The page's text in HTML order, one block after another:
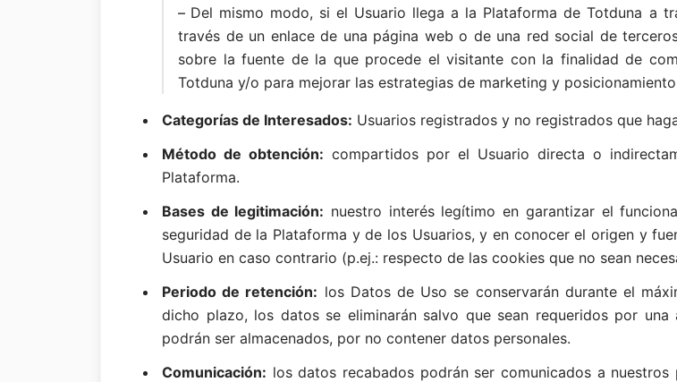
– Del mismo modo, si el Usuario llega a la Plataforma de Totduna a
través de un enlace de una página web o de una red social de
sobre la fuente de la que procede el visitante con la finalidad de
Totduna y/o para mejorar las estrategias de marketing y
Categorías de Interesados: Usuarios registrados y no registrados que
Método de obtención: compartidos por el Usuario directa o
Plataforma.
Bases de legitimación: nuestro interés legítimo en garantizar el
seguridad de la Plataforma y de los Usuarios, y en conocer el origen y
Usuario en caso contrario (p.ej.: respecto de las cookies que no sean
Periodo de retención: los Datos de Uso se conservarán durante el
dicho plazo, los datos se eliminarán salvo que sean requeridos por
podrán ser almacenados, por no contener datos personales.
Comunicación: los datos recabados podrán ser comunicados a